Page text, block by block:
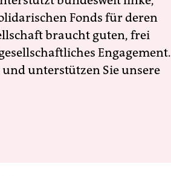
Fonds für deren
braucht guten, frei
Engagement.
unterstützen Sie unsere